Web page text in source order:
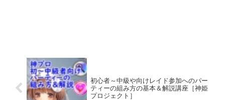
初心者～中級や向けレイド参加へのパー
ティーの組み方の基本＆解説講座［神姫
プロジェクト］